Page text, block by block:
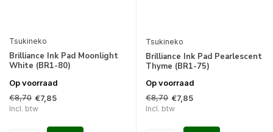
Tsukineko
Brilliance Ink Pad Moonlight
White (BR1-80)
Op voorraad
€8,70 €7,85
Incl. btw
Tsukineko
Brilliance Ink Pad Pearlescent
Thyme (BR1-75)
Op voorraad
€8,70 €7,85
Incl. btw